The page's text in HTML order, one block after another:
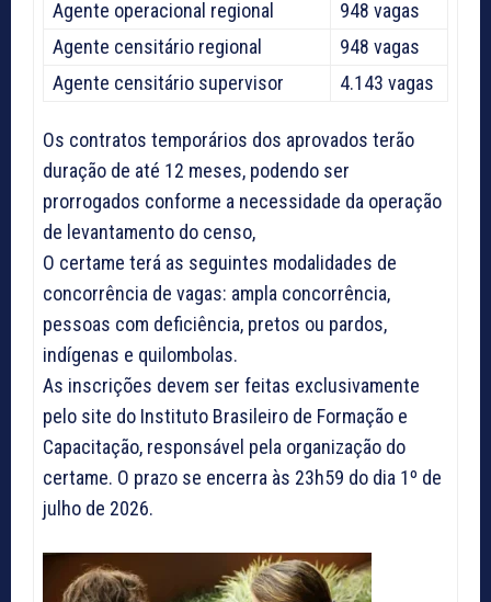
Agente operacional regional
948 vagas
Agente censitário regional
948 vagas
Agente censitário supervisor
4.143 vagas
Os contratos temporários dos aprovados terão
duração de até 12 meses, podendo ser
prorrogados conforme a necessidade da operação
de levantamento do censo,
O certame terá as seguintes modalidades de
concorrência de vagas: ampla concorrência,
pessoas com deficiência, pretos ou pardos,
indígenas e quilombolas.
As inscrições devem ser feitas exclusivamente
pelo site do Instituto Brasileiro de Formação e
Capacitação, responsável pela organização do
certame. O prazo se encerra às 23h59 do dia 1º de
julho de 2026.